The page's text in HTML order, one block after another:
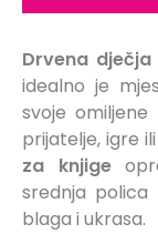
Drvena
idealno je
svoje
prijatelje, igre
za knjige
srednja polica
blaga i ukrasa.